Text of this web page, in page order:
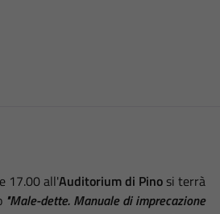
17.00 all'Auditorium di Pino si terrà
"Male-dette. Manuale di imprecazione